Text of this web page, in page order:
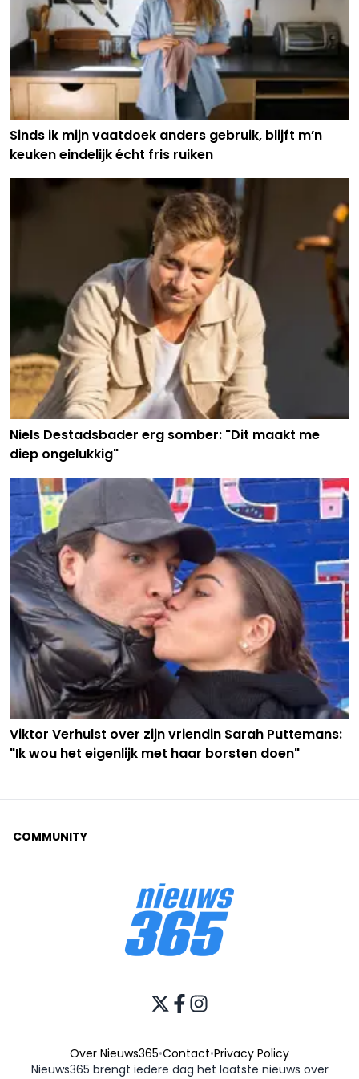
Sinds ik mijn vaatdoek anders gebruik, blijft m’n
keuken eindelijk écht fris ruiken
Niels Destadsbader erg somber: "Dit maakt me
diep ongelukkig"
Viktor Verhulst over zijn vriendin Sarah Puttemans:
"Ik wou het eigenlijk met haar borsten doen"
COMMUNITY
Over Nieuws365•Contact•Privacy Policy
Nieuws365 brengt iedere dag het laatste nieuws over